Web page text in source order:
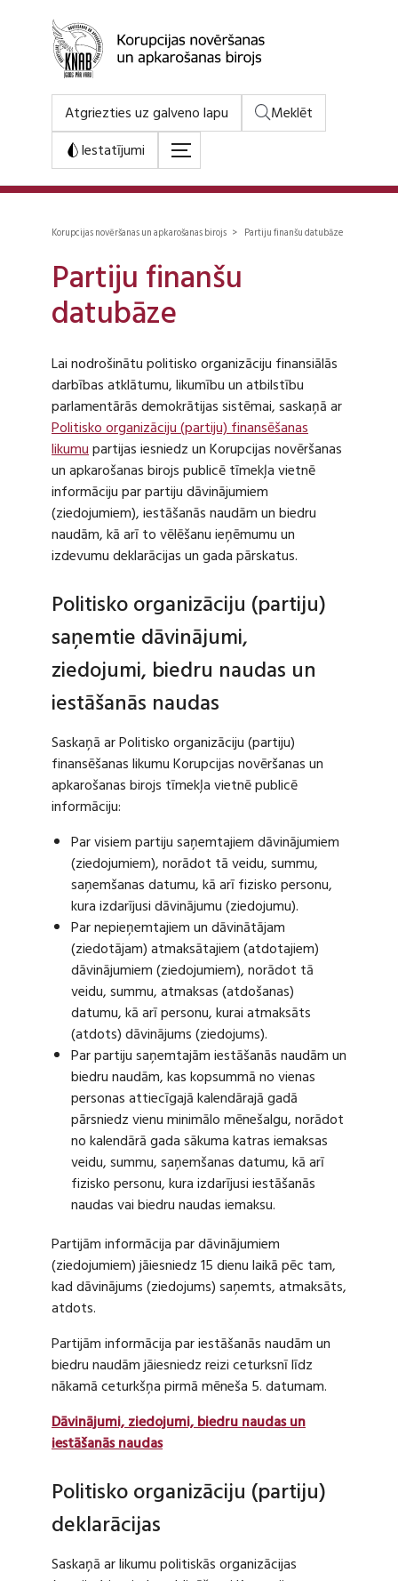
Atgriezties uz galveno lapu
Meklēt
Iestatījumi
Korupcijas novēršanas un apkarošanas birojs > Partiju finanšu datubāze
Partiju finanšu
datubāze
Lai nodrošinātu politisko organizāciju finansiālās
darbības atklātumu, likumību un atbilstību
parlamentārās demokrātijas sistēmai, saskaņā ar
Politisko organizāciju (partiju) finansēšanas
likumupartijas iesniedz un Korupcijas novēršanas
un apkarošanas birojs publicē tīmekļa vietnē
informāciju par partiju dāvinājumiem
(ziedojumiem), iestāšanās naudām un biedru
naudām, kā arī to vēlēšanu ieņēmumu un
izdevumu deklarācijas un gada pārskatus.
Politisko organizāciju (partiju)
saņemtie dāvinājumi,
ziedojumi, biedru naudas un
iestāšanās naudas
Saskaņā ar Politisko organizāciju (partiju)
finansēšanas likumu Korupcijas novēršanas un
apkarošanas birojs tīmekļa vietnē publicē
informāciju:
Par visiem partiju saņemtajiem dāvinājumiem
(ziedojumiem), norādot tā veidu, summu,
saņemšanas datumu, kā arī fizisko personu,
kura izdarījusi dāvinājumu (ziedojumu).
Par nepieņemtajiem un dāvinātājam
(ziedotājam) atmaksātajiem (atdotajiem)
dāvinājumiem (ziedojumiem), norādot tā
veidu, summu, atmaksas (atdošanas)
datumu, kā arī personu, kurai atmaksāts
(atdots) dāvinājums (ziedojums).
Par partiju saņemtajām iestāšanās naudām un
biedru naudām, kas kopsummā no vienas
personas attiecīgajā kalendārajā gadā
pārsniedz vienu minimālo mēnešalgu, norādot
no kalendārā gada sākuma katras iemaksas
veidu, summu, saņemšanas datumu, kā arī
fizisko personu, kura izdarījusi iestāšanās
naudas vai biedru naudas iemaksu.
Partijām informācija par dāvinājumiem
(ziedojumiem) jāiesniedz 15 dienu laikā pēc tam,
kad dāvinājums (ziedojums) saņemts, atmaksāts,
atdots.
Partijām informācija par iestāšanās naudām un
biedru naudām jāiesniedz reizi ceturksnī līdz
nākamā ceturkšņa pirmā mēneša 5. datumam.
Dāvinājumi, ziedojumi, biedru naudas un
iestāšanās naudas
Politisko organizāciju (partiju)
deklarācijas
Saskaņā ar likumu politiskās organizācijas